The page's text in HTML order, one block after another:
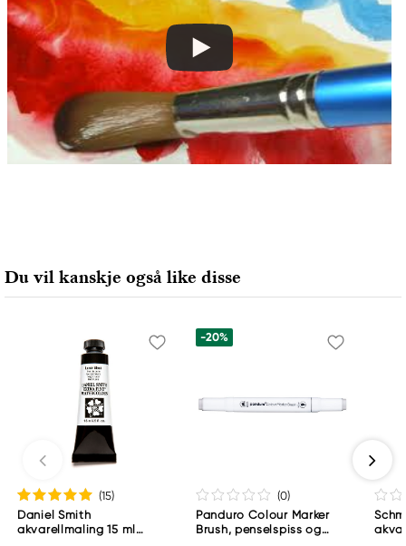
Du vil kanskje også like disse
(15)
Daniel Smith
akvarellmaling 15 ml
-20%
(0)
Panduro Colour Marker
Brush, penselspiss og